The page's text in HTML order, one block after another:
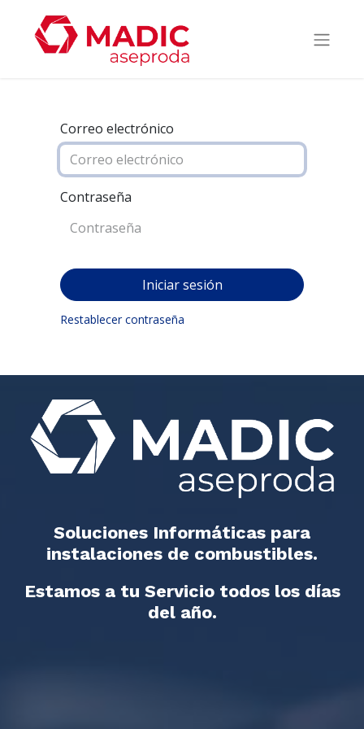
Correo electrónico
Contraseña
Iniciar sesión
Restablecer contraseña
Soluciones Informáticas para
instalaciones de combustibles.
Estamos a tu Servicio todos los días
del año.